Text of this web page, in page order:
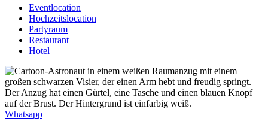
Eventlocation
Hochzeitslocation
Partyraum
Restaurant
Hotel
Whatsapp